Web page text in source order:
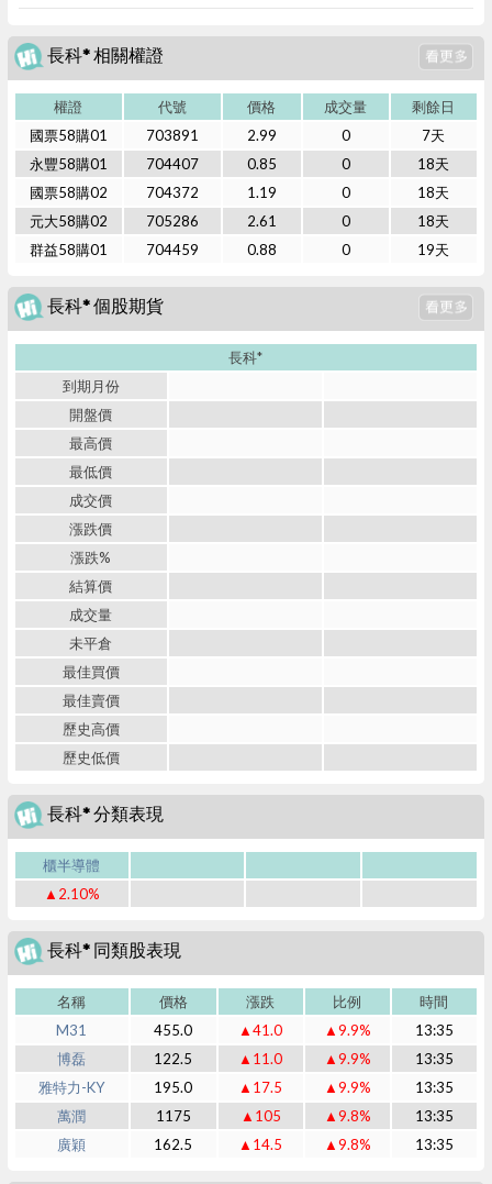
長科* 相關權證
權證 代號 價格 成交量
剩餘日
國票58購01
703891 2.99 0
7天
永豐58購01
704407 0.85 0
18天
國票58購02
704372 1.19 0
18天
元大58購02
705286 2.61 0
18天
群益58購01
704459 0.88 0 19天
長科* 個股期貨
長科*
到期月份
開盤價
最高價
最低價
成交價
漲跌價
漲跌%
結算價
成交量
未平倉
最佳買價
最佳賣價
歷史高價
歷史低價
長科* 分類表現
櫃半導體
▲2.10%
長科* 同類股表現
名稱 價格 漲跌 比例
時間
M31
455.0 ▲41.0 ▲9.9%
13:35
博磊
122.5 ▲11.0 ▲9.9%
13:35
雅特力-KY
195.0 ▲17.5 ▲9.9%
13:35
萬潤
1175 ▲105 ▲9.8%
13:35
廣穎
162.5 ▲14.5 ▲9.8% 13:35